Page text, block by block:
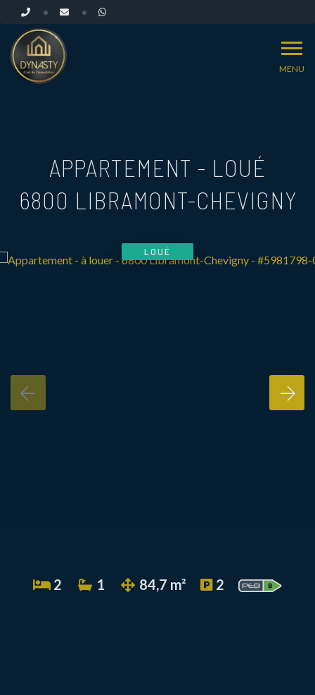
MENU
APPARTEMENT - LOUÉ
6800 LIBRAMONT-CHEVIGNY
LOUÉ
2 1 84,7 m² 2